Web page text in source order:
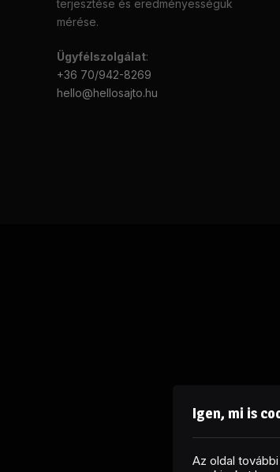
terjesztése és eredményességük
mérése.
Ügyfélszolgálat:
+36 70/942-8269
hello@hellosajto.hu
Igen, mi is
Az oldal